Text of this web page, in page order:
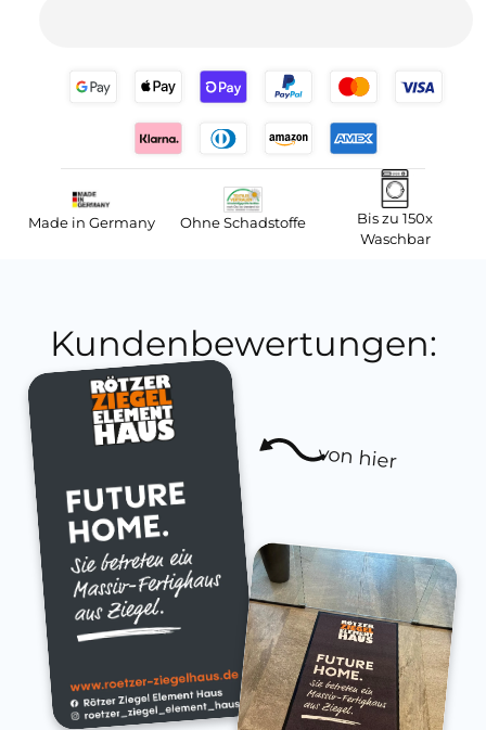
Made in Germany Ohne Schadstoffe
Bis zu 150x
Waschbar
Kundenbewertungen:
von hier